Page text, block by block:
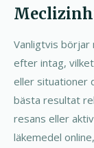
Vanligtvis börjar
efter intag,
eller situationer
bästa resultat
resans eller
läkemedel